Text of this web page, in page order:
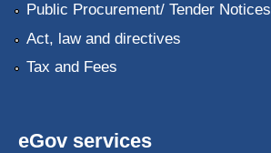
Public Procurement/ Tender Notices
Act, law and directives
Tax and Fees
eGov services